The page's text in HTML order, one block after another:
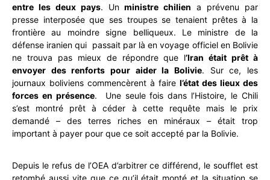
entre les deux pays. Unministre chilien a prévenu par
presse interposée que ses troupes se tenaient prêtes à la
frontière au moindre signe belliqueux. Le ministre de la
défense iranien qui passait par là en voyage officiel en Bolivie
ne trouva pas mieux de répondre que l’Iran était prêt à
envoyer des renforts pour aider la Bolivie. Sur ce, les
journaux boliviens commencèrent à faire l’état des lieux des
forces en présence. Une seule fois dans l’Histoire, le Chili
s’est montré prêt à céder à cette requête mais le prix
demandé – des terres riches en minéraux – était trop
important à payer pour que ce soit accepté par la Bolivie.
Depuis le refus de l’OEA d’arbitrer ce différend, le soufflet est
retombé aussi vite que ce qu’il était monté et la situation se